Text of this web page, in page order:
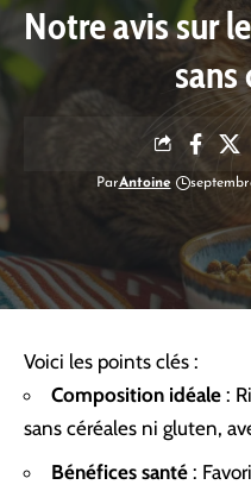
Notre avis sur
sans
ParAntoine
Voici les points clés :
Composition idéale :
sans céréales ni gluten,
Bénéfices santé :